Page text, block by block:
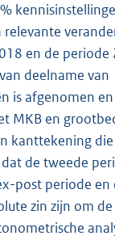
en de periode
deelname van
is afgenomen
MKB en
kanttekening
de tweede
post periode en
zin zijn om